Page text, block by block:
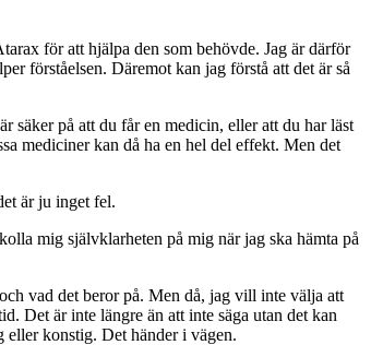
för att hjälpa den som behövde. Jag är därför
förståelsen. Däremot kan jag förstå att det är så
säker på att du får en medicin, eller att du har läst
mediciner kan då ha en hel del effekt. Men det
är ju inget fel.
mig självklarheten på mig när jag ska hämta på
vad det beror på. Men då, jag vill inte välja att
Det är inte längre än att inte säga utan det kan
konstig. Det händer i vägen.